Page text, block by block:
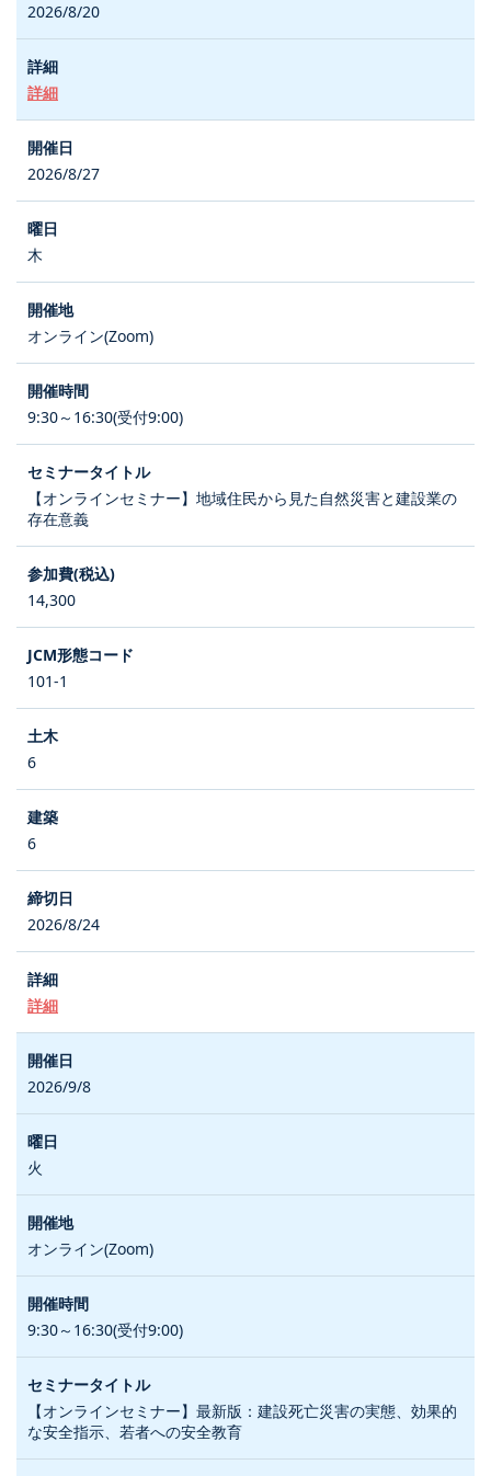
2026/8/20
詳細
2026/8/27
木
オンライン(Zoom)
9:30～16:30(受付9:00)
【オンラインセミナー】地域住民から見た自然災害と建設業の
存在意義
14,300
101-1
6
6
2026/8/24
詳細
2026/9/8
火
オンライン(Zoom)
9:30～16:30(受付9:00)
【オンラインセミナー】最新版：建設死亡災害の実態、効果的
な安全指示、若者への安全教育